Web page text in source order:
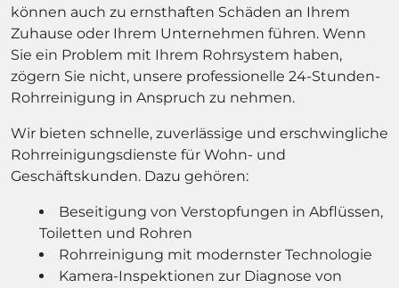
können auch zu ernsthaften Schäden an Ihrem
Zuhause oder Ihrem Unternehmen führen. Wenn
Sie ein Problem mit Ihrem Rohrsystem haben,
zögern Sie nicht, unsere professionelle 24-Stunden-
Rohrreinigung in Anspruch zu nehmen.
Wir bieten schnelle, zuverlässige und erschwingliche
Rohrreinigungsdienste für Wohn- und
Geschäftskunden. Dazu gehören:
Beseitigung von Verstopfungen in Abflüssen,
Toiletten und Rohren
Rohrreinigung mit modernster Technologie
Kamera-Inspektionen zur Diagnose von